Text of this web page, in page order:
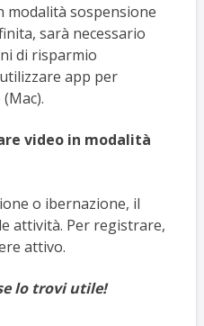
modalità sospensione
sarà necessario
di risparmio
app per
video in modalità
o ibernazione, il
attività. Per registrare,
attivo.
lo trovi utile!